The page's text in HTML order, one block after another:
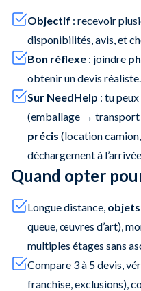
Objectif : recevoir
disponibilités, avis, et
Bon réflexe : joindre
obtenir un devis réaliste.
Sur NeedHelp : tu
(emballage →
précis (location
déchargement à
Quand opter
Longue distance, objets
queue, œuvres d’art),
multiples étages sans
Compare 3 à 5 devis,
franchise, exclusions),